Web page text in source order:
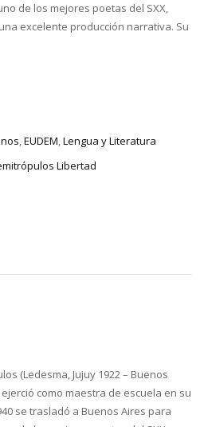
de los mejores poetas del SXX,
excelente producción narrativa. Su
,EUDEM,Lengua y Literatura
Libertad
(Ledesma, Jujuy 1922 – Buenos
como maestra de escuela en su
se trasladó a Buenos Aires para